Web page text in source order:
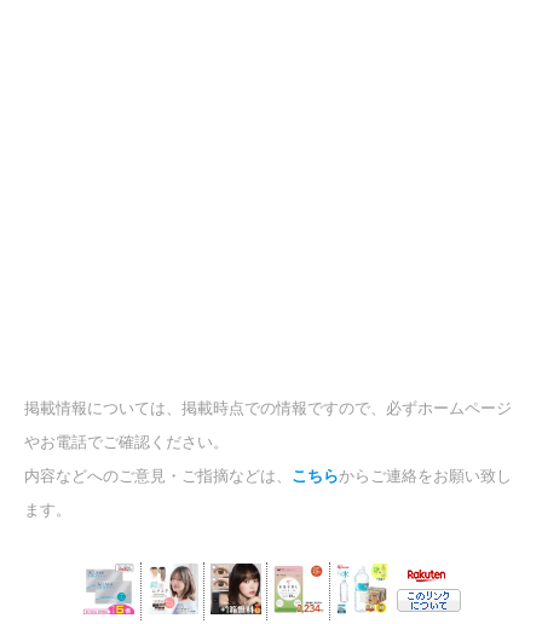
掲載情報については、掲載時点での情報ですので、必ずホームページ
やお電話でご確認ください。
内容などへのご意見・ご指摘などは、 こちらからご連絡をお願い致し
ます。